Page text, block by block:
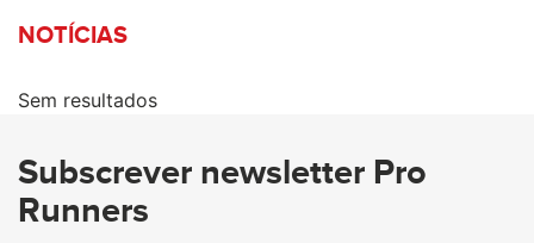
NOTÍCIAS
Sem resultados
Subscrever newsletter Pro
Runners